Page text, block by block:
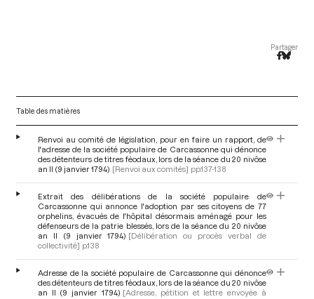
Partager
Table des matières
Renvoi au comité de législation, pour en faire un rapport, de
l'adresse de la société populaire de Carcassonne qui dénonce
des détenteurs de titres féodaux, lors de la séance du 20 nivôse
an II (9 janvier 1794) [Renvoi aux comités] pp.137-138
Extrait des délibérations de la société populaire de
Carcassonne qui annonce l'adoption par ses citoyens de 77
orphelins, évacués de l'hôpital désormais aménagé pour les
défenseurs de la patrie blessés, lors de la séance du 20 nivôse
an II (9 janvier 1794) [Délibération ou procès verbal de
collectivité] p.138
Adresse de la société populaire de Carcassonne qui dénonce
des détenteurs de titres féodaux, lors de la séance du 20 nivôse
an II (9 janvier 1794) [Adresse, pétition et lettre envoyée à